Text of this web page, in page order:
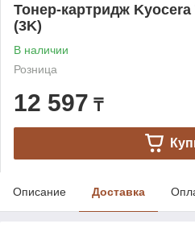
Тонер-картридж Kyocera
(3K)
В наличии
Розница
12 597 ₸
Описание Доставка